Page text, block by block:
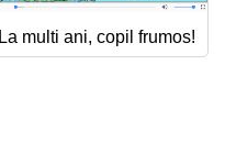
La multi ani, copil frumos!